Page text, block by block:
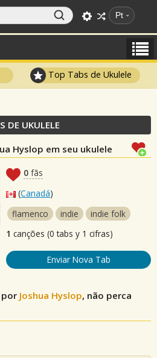
Pt
Top Tabs de Ukulele
DE UKULELE
Hyslop em seu ukulele
0 fãs
(Canadá)
flamenco
indie
indie folk
1 canções (0 tabs y 1 cifras)
Enviar Nova Tab
por Joshua Hyslop, não perca